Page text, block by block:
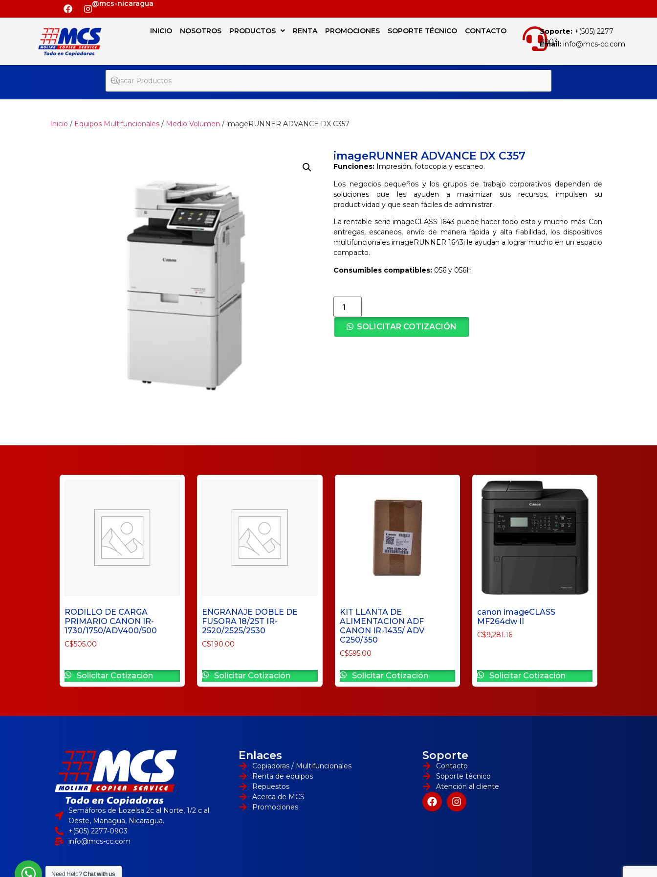
@mcs-nicaragua
INICIO NOSOTROS PRODUCTOS RENTA PROMOCIONES SOPORTE TÉCNICO CONTACTO Soporte:+(505) 2277
0903
Email:info@mcs-cc.com
Inicio / Equipos Multifuncionales / Medio Volumen / imageRUNNER ADVANCE DX C357
imageRUNNER ADVANCE DX C357
Funciones: Impresión, fotocopia y escaneo.
Los negocios pequeños y los grupos de trabajo corporativos dependen de
soluciones que les ayuden a maximizar sus recursos, impulsen su
productividad y que sean fáciles de administrar.
La rentable serie imageCLASS 1643 puede hacer todo esto y mucho más. Con
entregas, escaneos, envío de manera rápida y alta fiabilidad, los dispositivos
multifuncionales imageRUNNER 1643i le ayudan a lograr mucho en un espacio
compacto.
Consumibles compatibles: 056 y 056H
SOLICITAR COTIZACIÓN
RODILLO DE CARGA
PRIMARIO CANON IR-
1730/1750/ADV400/500
C$505.00
Solicitar Cotización
ENGRANAJE DOBLE DE
FUSORA 18/25T IR-
2520/2525/2530
C$190.00
Solicitar Cotización
KIT LLANTA DE
ALIMENTACION ADF
CANON IR-1435/ ADV
C250/350
C$595.00
Solicitar Cotización
canon imageCLASS
MF264dw II
C$9,281.16
Solicitar Cotización
Semáforos de Lozelsa 2c al Norte, 1/2 c al
Oeste, Managua, Nicaragua.
+(505) 2277-0903
info@mcs-cc.com
Enlaces
Copiadoras / Multifuncionales
Renta de equipos
Repuestos
Acerca de MCS
Promociones
Soporte
Contacto
Soporte técnico
Atención al cliente
Need Help?Chat with us